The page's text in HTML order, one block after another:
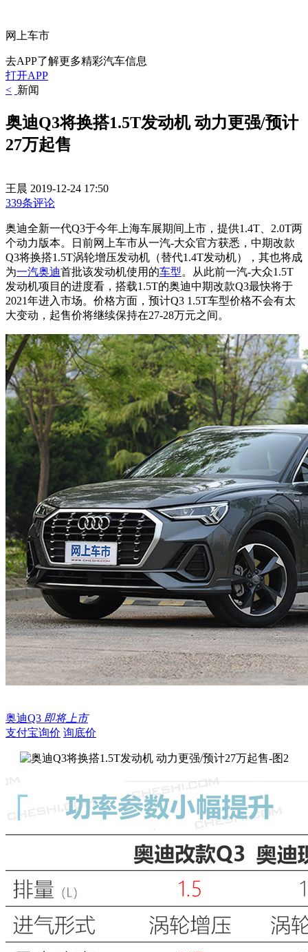
网上车市
去APP了解更多精彩汽车信息
打开APP
< 新闻
奥迪Q3将换搭1.5T发动机 动力更强/预计
27万起售
王晨 2019-12-24 17:50
339条评论
奥迪全新一代Q3于今年上海车展期间上市，提供1.4T、2.0T两
个动力版本。
日前网上车市从一汽-大众官方获悉，中期改款
Q3将换搭1.5T涡轮增压发动机 （替代1.4T发动机）
，其也将成
为一汽奥迪首批该发动机使用的车型。从此前一汽-大众1.5T
发动机项目的进度看， 搭载1.5T的奥迪中期改款Q3最快将于
2021年进入市场。价格方面，预计Q3 1.5T车型价格不会有太
大变动，起售价将继续保持在27-28万元之间。
奥迪Q3 即将上市
支付宝询价 询底价